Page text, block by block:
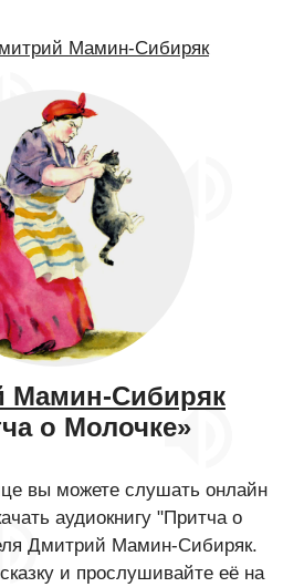
Мамин-Сибиряк
Мамин-Сибиряк
о Молочке»
вы можете слушать онлайн
аудиокнигу "Притча о
Дмитрий Мамин-Сибиряк.
и прослушивайте её на